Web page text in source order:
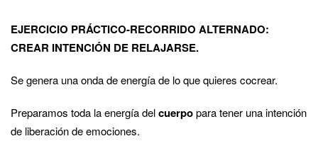
EJERCICIO PRÁCTICO-RECORRIDO ALTERNADO:
CREAR INTENCIÓN DE RELAJARSE.
Se genera una onda de energía de lo que quieres cocrear.
Preparamos toda la energía delcuerpopara tener una intención
de liberación de emociones.